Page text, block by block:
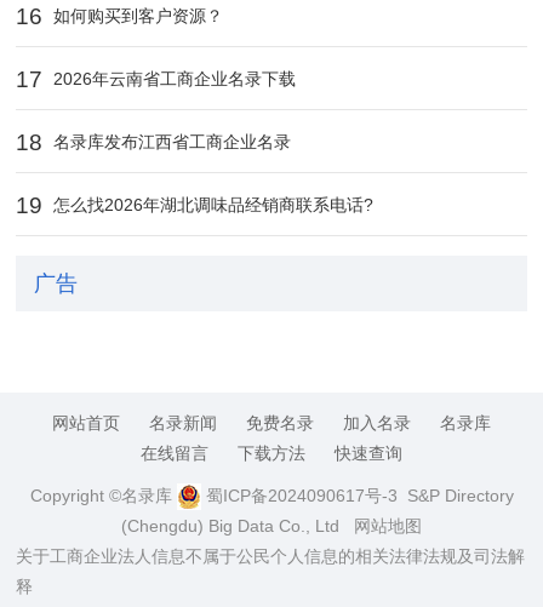
16 如何购买到客户资源？
17 2026年云南省工商企业名录下载
18 名录库发布江西省工商企业名录
19 怎么找2026年湖北调味品经销商联系电话?
广告
网站首页 名录新闻 免费名录 加入名录
名录库
在线留言
下载方法 快速查询
Copyright ©名录库 蜀ICP备2024090617号-3 S&P Directory
(Chengdu) Big Data Co., Ltd
网站地图
关于工商企业法人信息不属于公民个人信息的相关法律法规及司法解
释